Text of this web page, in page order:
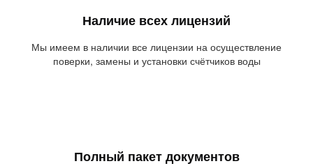
Наличие всех лицензий
Мы имеем в наличии все лицензии на осуществление
поверки, замены и установки счётчиков воды
Полный пакет документов